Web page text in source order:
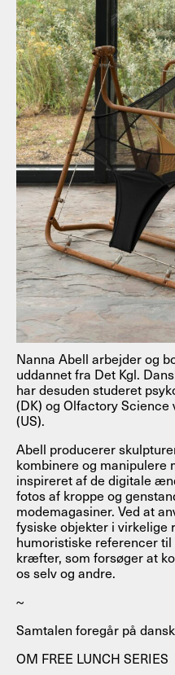
Nanna Abell arbejder og
uddannet fra Det Kgl.
har desuden studeret
(DK) og Olfactory Science
(US).
Abell producerer
kombinere og manipulere
inspireret af de digitale
fotos af kroppe og
modemagasiner. Ved at
fysiske objekter i virkelige
humoristiske referencer
kræfter, som forsøger at
os selv og andre.
~
Samtalen foregår på
OM FREE LUNCH SERIES